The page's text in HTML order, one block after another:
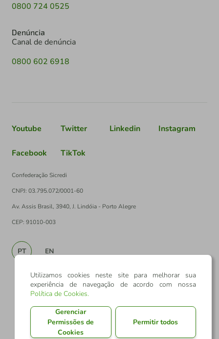
0800 724 0525
Denúncia
Canal de denúncia
0800 602 6918
Youtube Twitter Linkedin Instagram
Facebook TikTok
Confederação Sicredi
CNPJ: 03.795.072/0001-60
Av. Assis Brasil, 3940, J. Lindóia - Porto Alegre
CEP: 91010-003
PT EN
Utilizamos cookies neste site para melhorar sua
experiência de navegação de acordo com nossa
Política de Cookies.
Gerenciar
Permissões de
Cookies
Permitir todos